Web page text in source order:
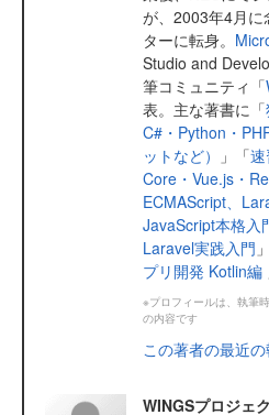
が、2003年4月に
ターに転身。
Studio and
筆コミュニティ「
表。主な著書に「
C#・Python・
ットなど）
」「
Core・Vue.js・
ECMAScript、
JavaScript本格入
Laravel実践入門
プリ開発 Kotlin編
※プロフィールは、執筆
の内容です
この著者の最近
WINGSプロジェ